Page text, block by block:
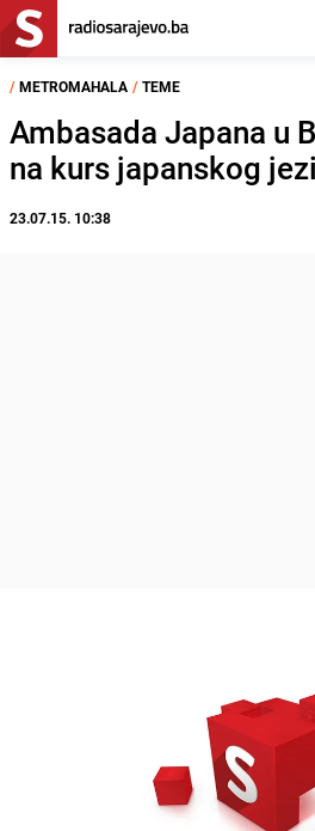
/ METROMAHALA / TEME
Ambasada Japana u
na kurs japanskog
23.07.15. 10:38